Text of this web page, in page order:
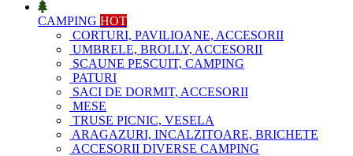
CAMPING HOT
CORTURI, PAVILIOANE, ACCESORII
UMBRELE, BROLLY, ACCESORII
SCAUNE PESCUIT, CAMPING
PATURI
SACI DE DORMIT, ACCESORII
MESE
TRUSE PICNIC, VESELA
ARAGAZURI, INCALZITOARE, BRICHETE
ACCESORII DIVERSE CAMPING